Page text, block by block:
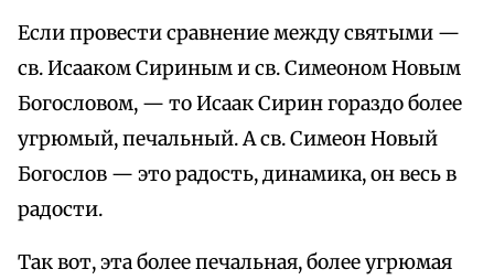
Если провести сравнение между святыми —
св. Исааком Сириным и св. Симеоном Новым
Богословом, — то Исаак Сирин гораздо более
угрюмый, печальный. А св. Симеон Новый
Богослов — это радость, динамика, он весь в
радости.
Так вот, эта более печальная, более угрюмая